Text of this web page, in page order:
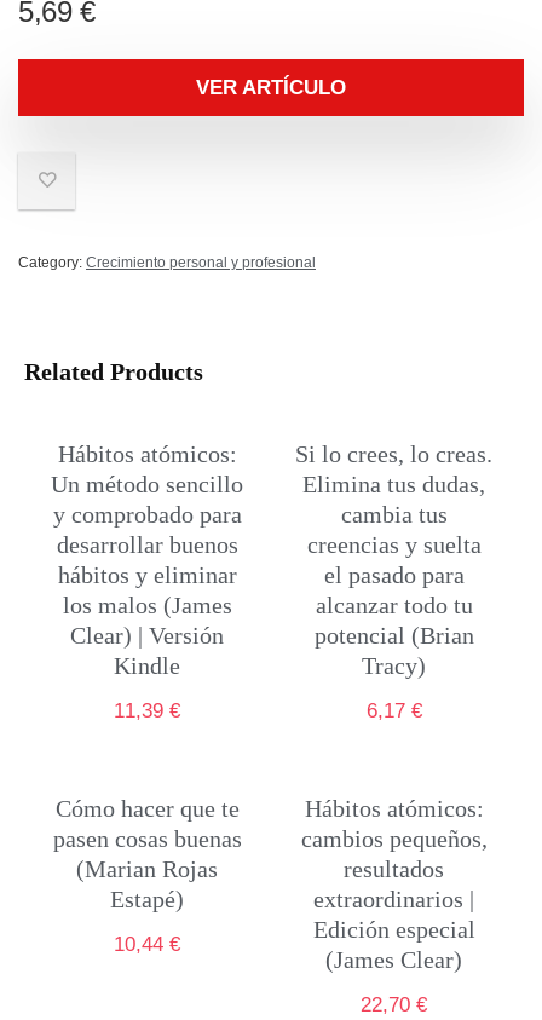
5,69 €
VER ARTÍCULO
Category: Crecimiento personal y profesional
Related Products
Hábitos atómicos:
Un método sencillo
y comprobado para
desarrollar buenos
hábitos y eliminar
los malos (James
Clear) | Versión
Kindle
11,39€
Si lo crees, lo creas.
Elimina tus dudas,
cambia tus
creencias y suelta
el pasado para
alcanzar todo tu
potencial (Brian
Tracy)
6,17 €
Cómo hacer que te
pasen cosas buenas
(Marian Rojas
Estapé)
10,44€
Hábitos atómicos:
cambios pequeños,
resultados
extraordinarios |
Edición especial
(James Clear)
22,70€